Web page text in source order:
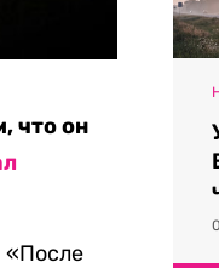
что он
«После